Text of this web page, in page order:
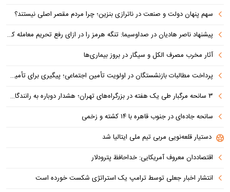
سهم پنهان دولت و صنعت در ناترازی بنزین؛ چرا مردم مقصر اصلی نیستند؟
پیشنهاد ناصر هادیان در صداوسیما: تنگه هرمز را در ازای رفع تحریم معامله کنیم
آثار مخرب مصرف الکل و سیگار در بروز بیماری‌ها
پرداخت مطالبات بازنشستگان در اولویت تأمین اجتماعی؛ پیگیری برای تأمین منابع ادامه دارد
۳ سانحه مرگبار طی یک هفته در بزرگراه‌های تهران؛ هشدار دوباره به رانندگان و عابران
سانحه جاده‌ای در جنوب قاهره با ۱۴ کشته و زخمی
دستیار قلعه‌نویی مربی تیم ملی ایتالیا شد
اقتصاددان معروف آمریکایی: خداحافظ پترودلار
انتشار اخبار جعلی توسط ترامپ یک استراتژی شکست خورده است